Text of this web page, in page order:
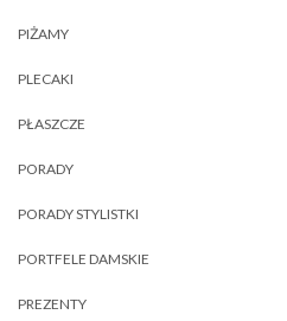
PIŻAMY
PLECAKI
PŁASZCZE
PORADY
PORADY STYLISTKI
PORTFELE DAMSKIE
PREZENTY